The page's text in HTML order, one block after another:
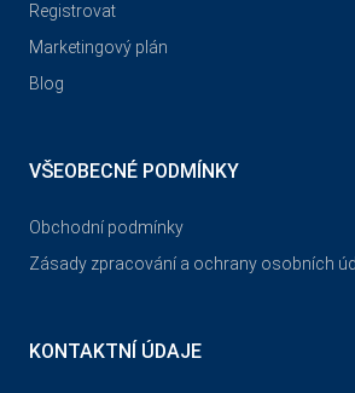
Registrovat
Marketingový plán
Blog
VŠEOBECNÉ PODMÍNKY
Obchodní podmínky
Zásady zpracování a ochrany osobních
KONTAKTNÍ ÚDAJE